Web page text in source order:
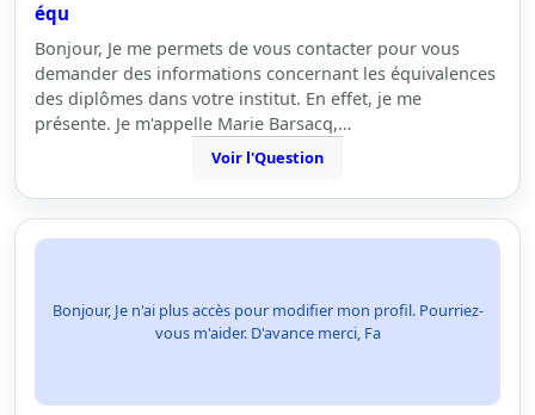
équ
Bonjour, Je me permets de vous contacter pour vous
demander des informations concernant les équivalences
des diplômes dans votre institut. En effet, je me
présente. Je m'appelle Marie Barsacq,…
Voir l'Question
Bonjour, Je n'ai plus accès pour modifier mon profil. Pourriez-
vous m'aider. D'avance merci, Fa